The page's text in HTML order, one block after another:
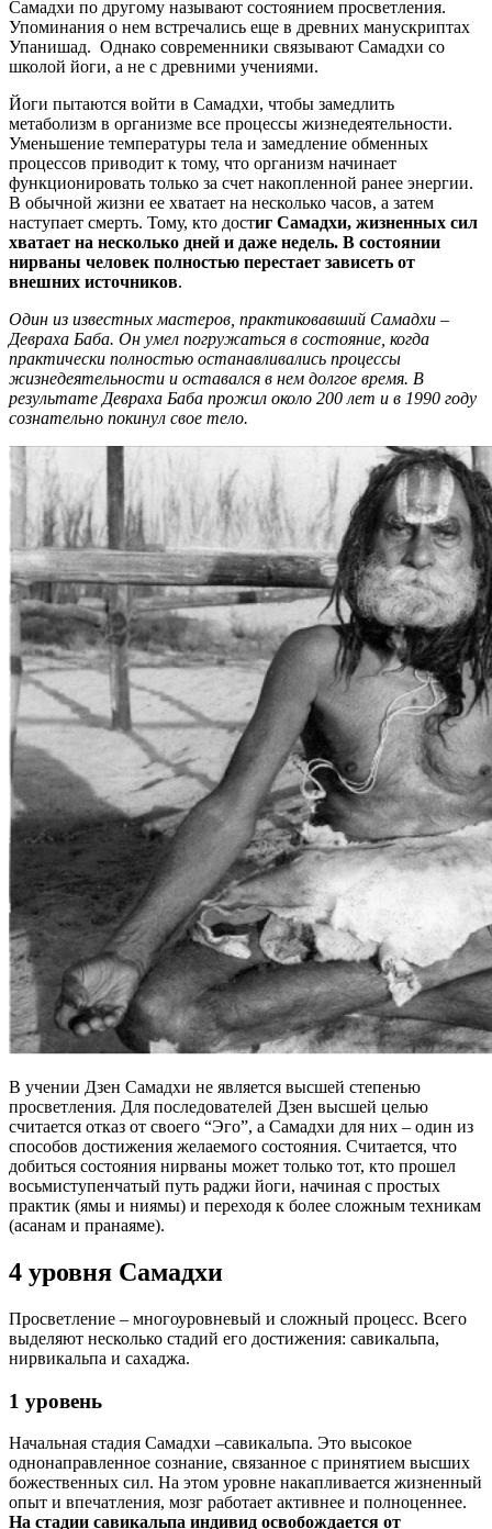
Самадхи по другому называют состоянием просветления.
Упоминания о нем встречались еще в древних манускриптах
Упанишад. Однако современники связывают Самадхи со
школой йоги, а не с древними учениями.
Йоги пытаются войти в Самадхи, чтобы замедлить
метаболизм в организме все процессы жизнедеятельности.
Уменьшение температуры тела и замедление обменных
процессов приводит к тому, что организм начинает
функционировать только за счет накопленной ранее энергии.
В обычной жизни ее хватает на несколько часов, а затем
наступает смерть. Тому, кто достиг Самадхи, жизненных сил
хватает на несколько дней и даже недель. В состоянии
нирваны человек полностью перестает зависеть от
внешних источников.
Один из известных мастеров, практиковавший Самадхи –
Девраха Баба. Он умел погружаться в состояние, когда
практически полностью останавливались процессы
жизнедеятельности и оставался в нем долгое время. В
результате Девраха Баба прожил около 200 лет и в 1990 году
сознательно покинул свое тело.
В учении Дзен Самадхи не является высшей степенью
просветления. Для последователей Дзен высшей целью
считается отказ от своего “Эго”, а Самадхи для них – один из
способов достижения желаемого состояния. Считается, что
добиться состояния нирваны может только тот, кто прошел
восьмиступенчатый путь раджи йоги, начиная с простых
практик (ямы и ниямы) и переходя к более сложным техникам
(асанам и пранаяме).
4 уровня Самадхи
Просветление – многоуровневый и сложный процесс. Всего
выделяют несколько стадий его достижения: савикальпа,
нирвикальпа и сахаджа.
1 уровень
Начальная стадия Самадхи –савикальпа. Это высокое
однонаправленное сознание, связанное с принятием высших
божественных сил. На этом уровне накапливается жизненный
опыт и впечатления, мозг работает активнее и полноценнее.
На стадии савикальпа индивид освобождается от